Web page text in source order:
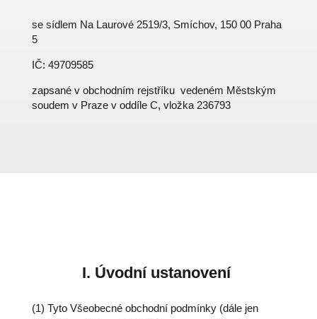
se sídlem Na Laurové 2519/3, Smíchov, 150 00 Praha
5
IČ: 49709585
zapsané v obchodním rejstříku vedeném Městským
soudem v Praze v oddíle C, vložka 236793
I. Úvodní ustanovení
(1) Tyto Všeobecné obchodní podmínky (dále jen